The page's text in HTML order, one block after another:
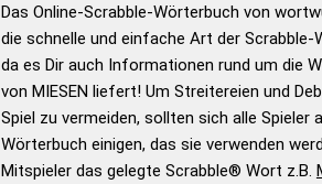
Wortwurzel liefert mit Hilfe eines
Wortanalyse-Algorithmus gute
Wortbedeutung, Worttrennung und
Gültigkeit eines Wortes für das Scrabble-
bestimmen! zugelassene Turnier Scrabble-
Wörterbücher sind:
Das Online-Scrabble-Wörterbuch von
die schnelle und einfache Art der Scrabble-
da es Dir auch Informationen rund um die
von MIESEN liefert! Um Streitereien und
Spiel zu vermeiden, sollten sich alle Spieler
Wörterbuch einigen, das sie verwenden
Mitspieler das gelegte Scrabble® Wort z.B.